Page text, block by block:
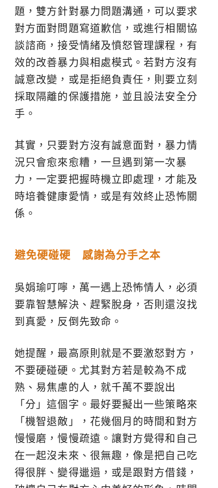
題，雙方針對暴力問題溝通，可以要求
對方面對問題寫道歉信，或進行相關協
談諮商，接受情緒及憤怒管理課程，有
效的改善暴力與相處模式。若對方沒有
誠意改變，或是拒絕負責任，則要立刻
採取隔離的保護措施，並且設法安全分
手。
其實，只要對方沒有誠意面對，暴力情
況只會愈來愈糟，一旦遇到第一次暴
力，一定要把握時機立即處理，才能及
時培養健康愛情，或是有效終止恐怖關
係。
避免硬碰硬 感謝為分手之本
吳娟瑜叮嚀，萬一遇上恐怖情人，必須
要靠智慧解決、趕緊脫身，否則還沒找
到真愛，反倒先致命。
她提醒，最高原則就是不要激怒對方，
不要硬碰硬。尤其對方若是較為不成
熟、易焦慮的人，就千萬不要說出
「分」這個字。最好要擬出一些策略來
「機智退敵」，花幾個月的時間和對方
慢慢磨，慢慢疏遠。讓對方覺得和自己
在一起沒未來、很無趣，像是把自己吃
得很胖、變得邋遢，或是跟對方借錢，